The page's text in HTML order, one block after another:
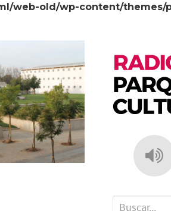
web-old/wp-content/themes/
' .